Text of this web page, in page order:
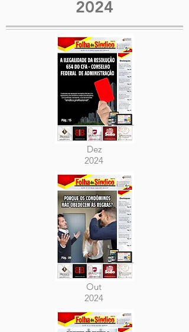
2024
Dez
2024
Out
2024